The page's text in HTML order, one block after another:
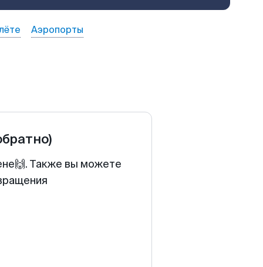
Аэропорты
Также вы можете